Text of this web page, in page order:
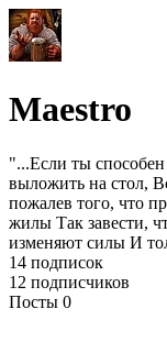
Maestro
"...Если ты
выложить на стол,
пожалев того, что
жилы Так завести,
изменяют силы И
14 подписок
12 подписчиков
Посты 0